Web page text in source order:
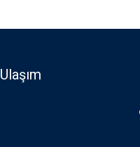
Ulaşım